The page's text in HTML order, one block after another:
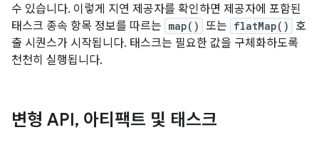
수 있습니다. 이렇게 지연 제공자를 확인하면 제공자에 포함된
태스크 종속 항목 정보를 따르는 map() 또는 flatMap()
호
출 시퀀스가 시작됩니다. 태스크는 필요한 값을 구체화하도록
천천히 실행됩니다.
변형 API, 아티팩트 및 태스크